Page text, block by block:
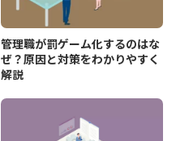
管理職が罰ゲーム化するのはな
ぜ？原因と対策をわかりやすく
解説